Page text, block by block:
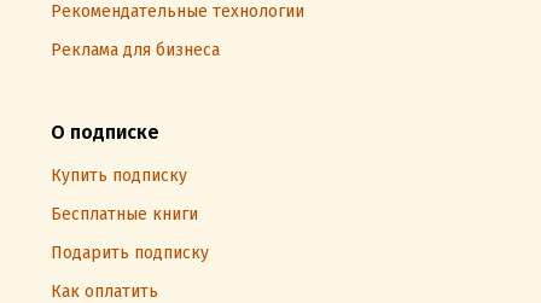
Рекомендательные технологии
Реклама для бизнеса
О подписке
Купить подписку
Бесплатные книги
Подарить подписку
Как оплатить